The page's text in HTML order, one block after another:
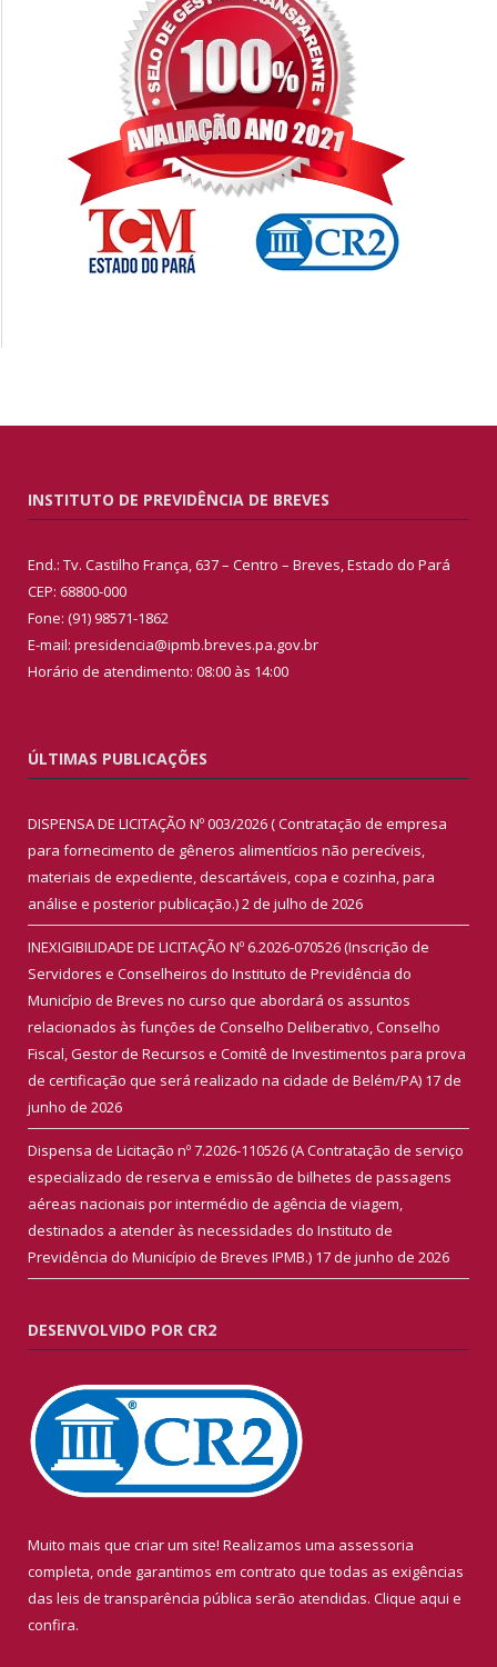
INSTITUTO DE PREVIDÊNCIA DE BREVES
End.: Tv. Castilho França, 637 – Centro – Breves, Estado do Pará
CEP: 68800-000
Fone: (91) 98571-1862
E-mail: presidencia@ipmb.breves.pa.gov.br
Horário de atendimento: 08:00 às 14:00
ÚLTIMAS PUBLICAÇÕES
DISPENSA DE LICITAÇÃO Nº 003/2026 ( Contratação de empresa
para fornecimento de gêneros alimentícios não perecíveis,
materiais de expediente, descartáveis, copa e cozinha, para
análise e posterior publicação.)2 de julho de 2026
INEXIGIBILIDADE DE LICITAÇÃO Nº 6.2026-070526 (Inscrição de
Servidores e Conselheiros do Instituto de Previdência do
Município de Breves no curso que abordará os assuntos
relacionados às funções de Conselho Deliberativo, Conselho
Fiscal, Gestor de Recursos e Comitê de Investimentos para prova
de certificação que será realizado na cidade de Belém/PA) 17 de
junho de 2026
Dispensa de Licitação nº 7.2026-110526 (A Contratação de serviço
especializado de reserva e emissão de bilhetes de passagens
aéreas nacionais por intermédio de agência de viagem,
destinados a atender às necessidades do Instituto de
Previdência do Município de Breves IPMB.) 17 de junho de 2026
DESENVOLVIDO POR CR2
Muito mais que criar um site! Realizamos uma assessoria
completa, onde garantimos em contrato que todas as exigências
das leis de transparência pública serão atendidas. Clique aqui e
confira.